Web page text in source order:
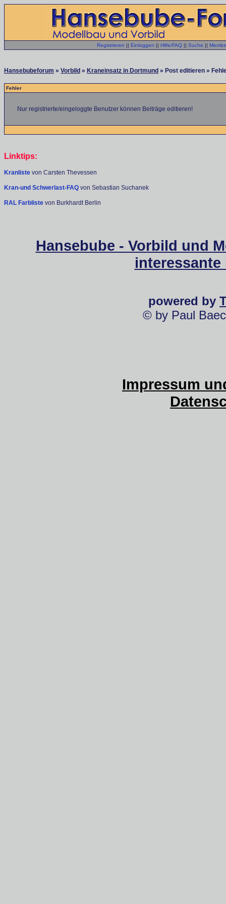
Registrieren || Einloggen || Hilfe/FAQ || Suche ||
Hansebubeforum » Vorbild » Kraneinsatz in Dortmund » Post editieren »
Fehler
Nur registrierte/eingeloggte Benutzer können Beiträge editieren!
Linktips:
Kranliste von Carsten Thevessen
Kran-und Schwerlast-FAQ von Sebastian Suchanek
RAL Farbliste von Burkhardt Berlin
Hansebube - Vorbild und
powered by
© by Paul
Impressum